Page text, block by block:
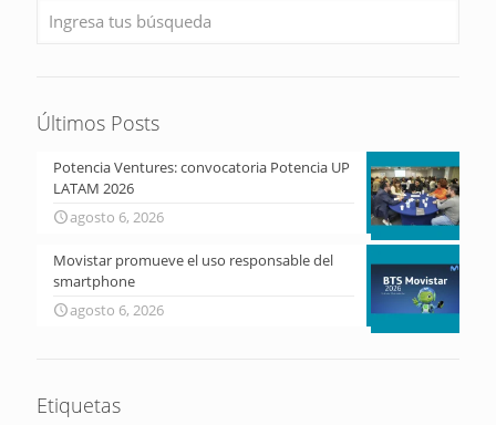
Últimos Posts
Potencia Ventures: convocatoria Potencia UP
LATAM 2026
agosto 6, 2026
Movistar promueve el uso responsable del
smartphone
agosto 6, 2026
Etiquetas